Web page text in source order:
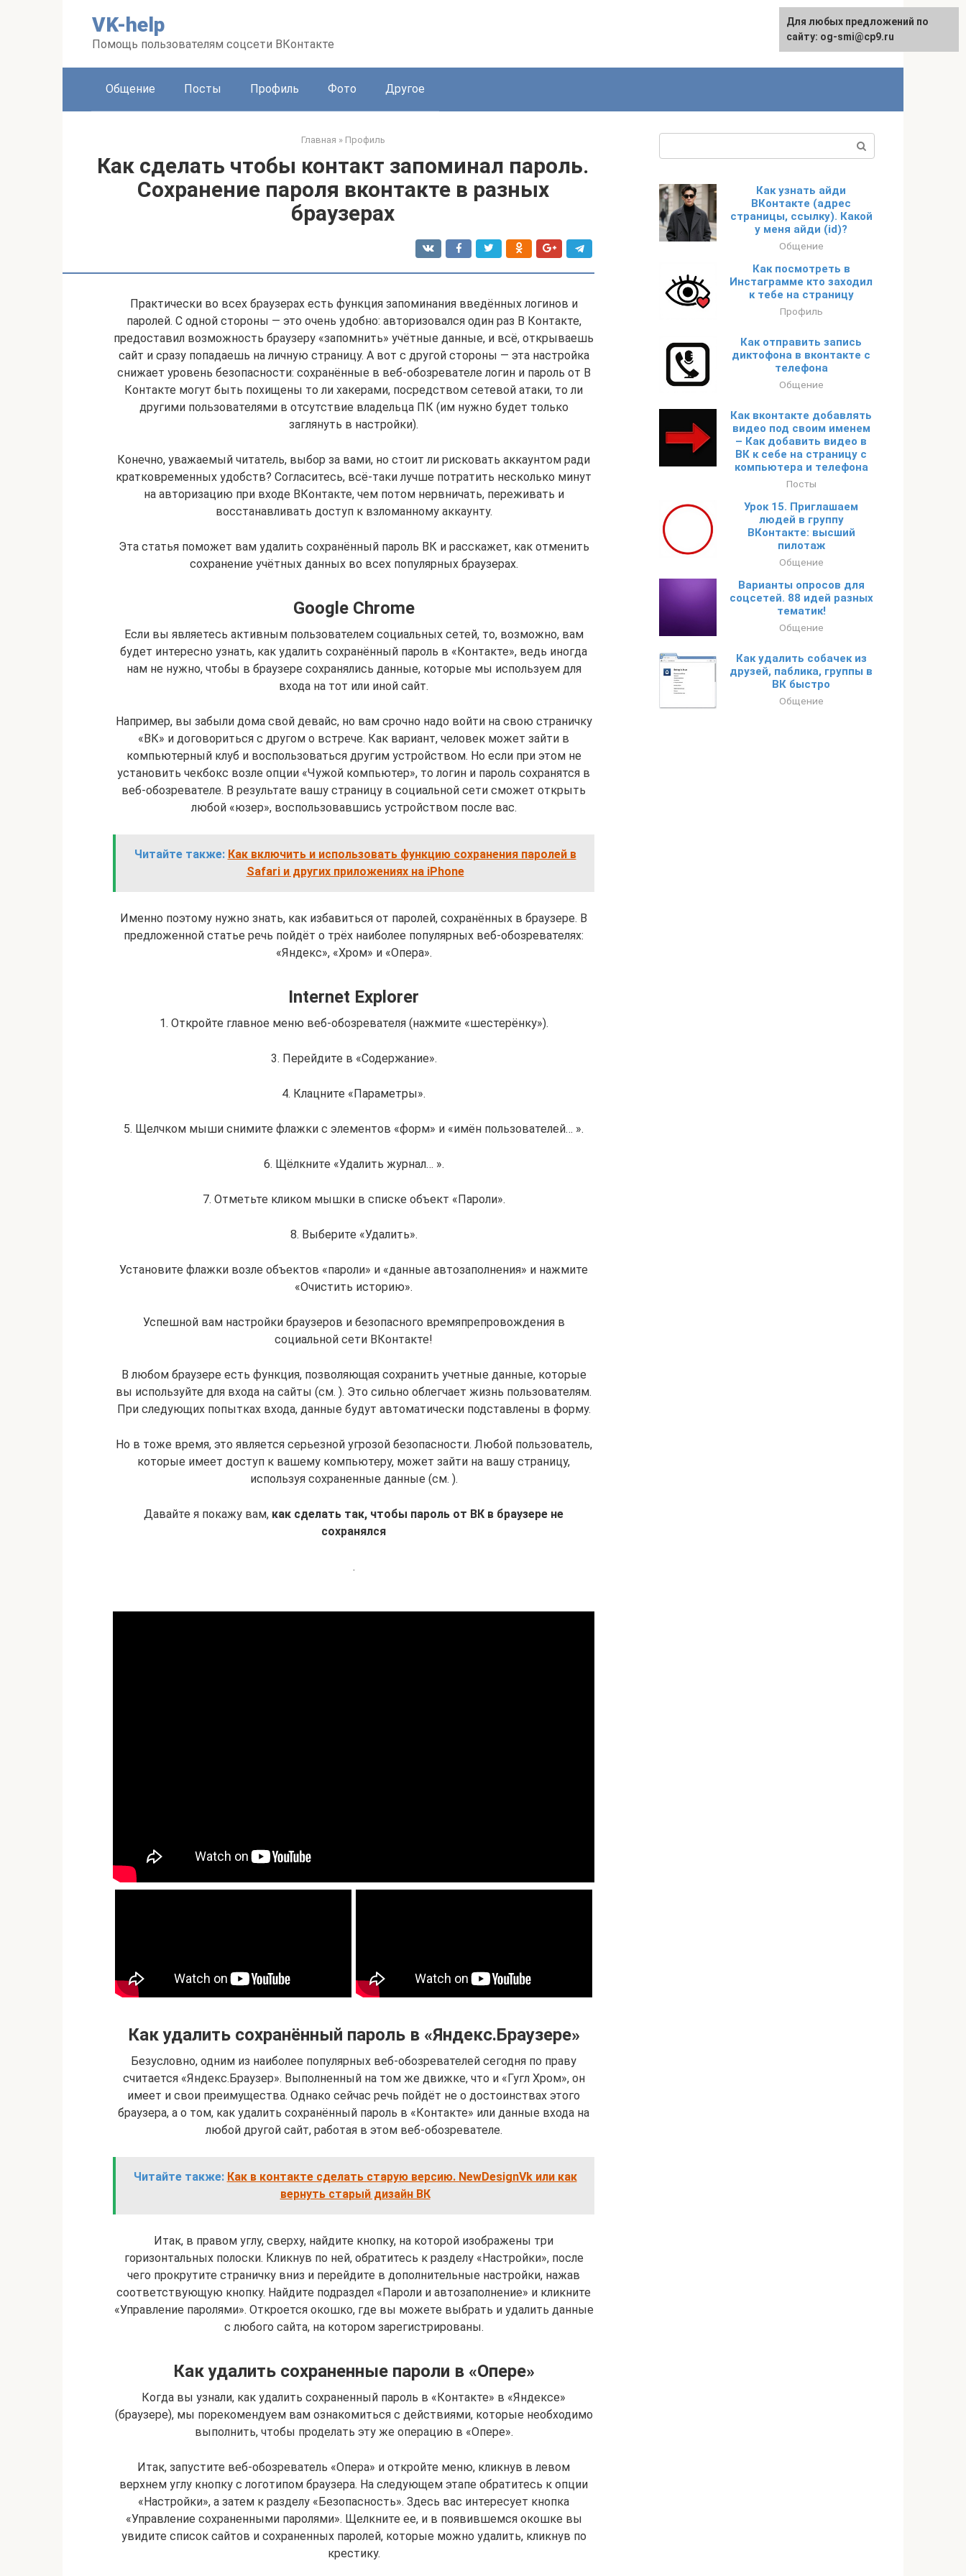
VK-help
Помощь пользователям соцсети ВКонтакте
Общение Посты Профиль Фото Другое
Главная » Профиль
Как сделать чтобы контакт запоминал пароль.
Сохранение пароля вконтакте в разных
браузерах
Практически во всех браузерах есть функция запоминания введённых логинов и
паролей. С одной стороны — это очень удобно: авторизовался один раз В Контакте,
предоставил возможность браузеру «запомнить» учётные данные, и всё, открываешь
сайт и сразу попадаешь на личную страницу. А вот с другой стороны — эта настройка
снижает уровень безопасности: сохранённые в веб-обозревателе логин и пароль от В
Контакте могут быть похищены то ли хакерами, посредством сетевой атаки, то ли
другими пользователями в отсутствие владельца ПК (им нужно будет только
заглянуть в настройки).
Конечно, уважаемый читатель, выбор за вами, но стоит ли рисковать аккаунтом ради
кратковременных удобств? Согласитесь, всё-таки лучше потратить несколько минут
на авторизацию при входе ВКонтакте, чем потом нервничать, переживать и
восстанавливать доступ к взломанному аккаунту.
Эта статья поможет вам удалить сохранённый пароль ВК и расскажет, как отменить
сохранение учётных данных во всех популярных браузерах.
Google Chrome
Если вы являетесь активным пользователем социальных сетей, то, возможно, вам
будет интересно узнать, как удалить сохранённый пароль в «Контакте», ведь иногда
нам не нужно, чтобы в браузере сохранялись данные, которые мы используем для
входа на тот или иной сайт.
Например, вы забыли дома свой девайс, но вам срочно надо войти на свою страничку
«ВК» и договориться с другом о встрече. Как вариант, человек может зайти в
компьютерный клуб и воспользоваться другим устройством. Но если при этом не
установить чекбокс возле опции «Чужой компьютер», то логин и пароль сохранятся в
веб-обозревателе. В результате вашу страницу в социальной сети сможет открыть
любой «юзер», воспользовавшись устройством после вас.
Читайте также: Как включить и использовать функцию сохранения паролей в
Safari и других приложениях на iPhone
Именно поэтому нужно знать, как избавиться от паролей, сохранённых в браузере. В
предложенной статье речь пойдёт о трёх наиболее популярных веб-обозревателях:
«Яндекс», «Хром» и «Опера».
Internet Explorer
1. Откройте главное меню веб-обозревателя (нажмите «шестерёнку»).
3. Перейдите в «Содержание».
4. Клацните «Параметры».
5. Щелчком мыши снимите флажки с элементов «форм» и «имён пользователей… ».
6. Щёлкните «Удалить журнал… ».
7. Отметьте кликом мышки в списке объект «Пароли».
8. Выберите «Удалить».
Установите флажки возле объектов «пароли» и «данные автозаполнения» и нажмите
«Очистить историю».
Успешной вам настройки браузеров и безопасного времяпрепровождения в
социальной сети ВКонтакте!
В любом браузере есть функция, позволяющая сохранить учетные данные, которые
вы используйте для входа на сайты (см. ). Это сильно облегчает жизнь пользователям.
При следующих попытках входа, данные будут автоматически подставлены в форму.
Но в тоже время, это является серьезной угрозой безопасности. Любой пользователь,
которые имеет доступ к вашему компьютеру, может зайти на вашу страницу,
используя сохраненные данные (см. ).
Давайте я покажу вам, как сделать так, чтобы пароль от ВК в браузере не
сохранялся
.
Как удалить сохранённый пароль в «Яндекс.Браузере»
Безусловно, одним из наиболее популярных веб-обозревателей сегодня по праву
считается «Яндекс.Браузер». Выполненный на том же движке, что и «Гугл Хром», он
имеет и свои преимущества. Однако сейчас речь пойдёт не о достоинствах этого
браузера, а о том, как удалить сохранённый пароль в «Контакте» или данные входа на
любой другой сайт, работая в этом веб-обозревателе.
Читайте также: Как в контакте сделать старую версию. NewDesignVk или как
вернуть старый дизайн ВК
Итак, в правом углу, сверху, найдите кнопку, на которой изображены три
горизонтальных полоски. Кликнув по ней, обратитесь к разделу «Настройки», после
чего прокрутите страничку вниз и перейдите в дополнительные настройки, нажав
соответствующую кнопку. Найдите подраздел «Пароли и автозаполнение» и кликните
«Управление паролями». Откроется окошко, где вы можете выбрать и удалить данные
с любого сайта, на котором зарегистрированы.
Как удалить сохраненные пароли в «Опере»
Когда вы узнали, как удалить сохраненный пароль в «Контакте» в «Яндексе»
(браузере), мы порекомендуем вам ознакомиться с действиями, которые необходимо
выполнить, чтобы проделать эту же операцию в «Опере».
Итак, запустите веб-обозреватель «Опера» и откройте меню, кликнув в левом
верхнем углу кнопку с логотипом браузера. На следующем этапе обратитесь к опции
«Настройки», а затем к разделу «Безопасность». Здесь вас интересует кнопка
«Управление сохраненными паролями». Щелкните ее, и в появившемся окошке вы
увидите список сайтов и сохраненных паролей, которые можно удалить, кликнув по
крестику.
Как узнать айди
ВКонтакте (адрес
страницы, ссылку). Какой
у меня айди (id)?
Общение
Как посмотреть в
Инстаграмме кто заходил
к тебе на страницу
Профиль
Как отправить запись
диктофона в вконтакте с
телефона
Общение
Как вконтакте добавлять
видео под своим именем
– Как добавить видео в
ВК к себе на страницу с
компьютера и телефона
Посты
Урок 15. Приглашаем
людей в группу
ВКонтакте: высший
пилотаж
Общение
Варианты опросов для
соцсетей. 88 идей разных
тематик!
Общение
Как удалить собачек из
друзей, паблика, группы в
ВК быстро
Общение
Для любых предложений по
сайту: og-smi@cp9.ru